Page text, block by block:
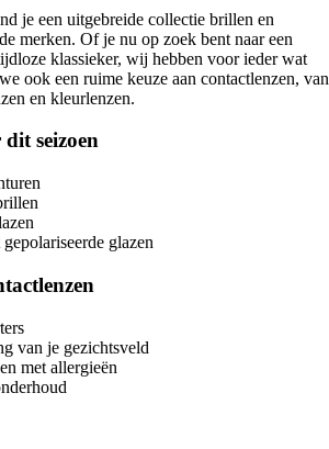
je een uitgebreide collectie brillen en
merken. Of je nu op zoek bent naar een
klassieker, wij hebben voor ieder wat
ook een ruime keuze aan contactlenzen, van
en kleurlenzen.
seizoen
glazen
van je gezichtsveld
met allergieën